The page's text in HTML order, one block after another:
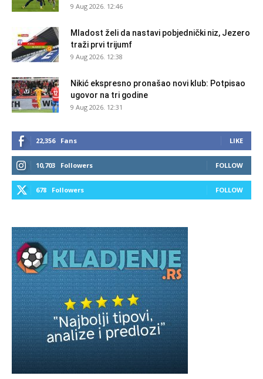
9 Aug 2026. 12:46
Mladost želi da nastavi pobjednički niz, Jezero
traži prvi trijumf
9 Aug 2026. 12:38
Nikić ekspresno pronašao novi klub: Potpisao
ugovor na tri godine
9 Aug 2026. 12:31
22,356 Fans LIKE
10,703 Followers FOLLOW
678 Followers FOLLOW